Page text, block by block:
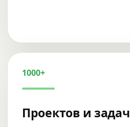
1000+
Проектов и задач